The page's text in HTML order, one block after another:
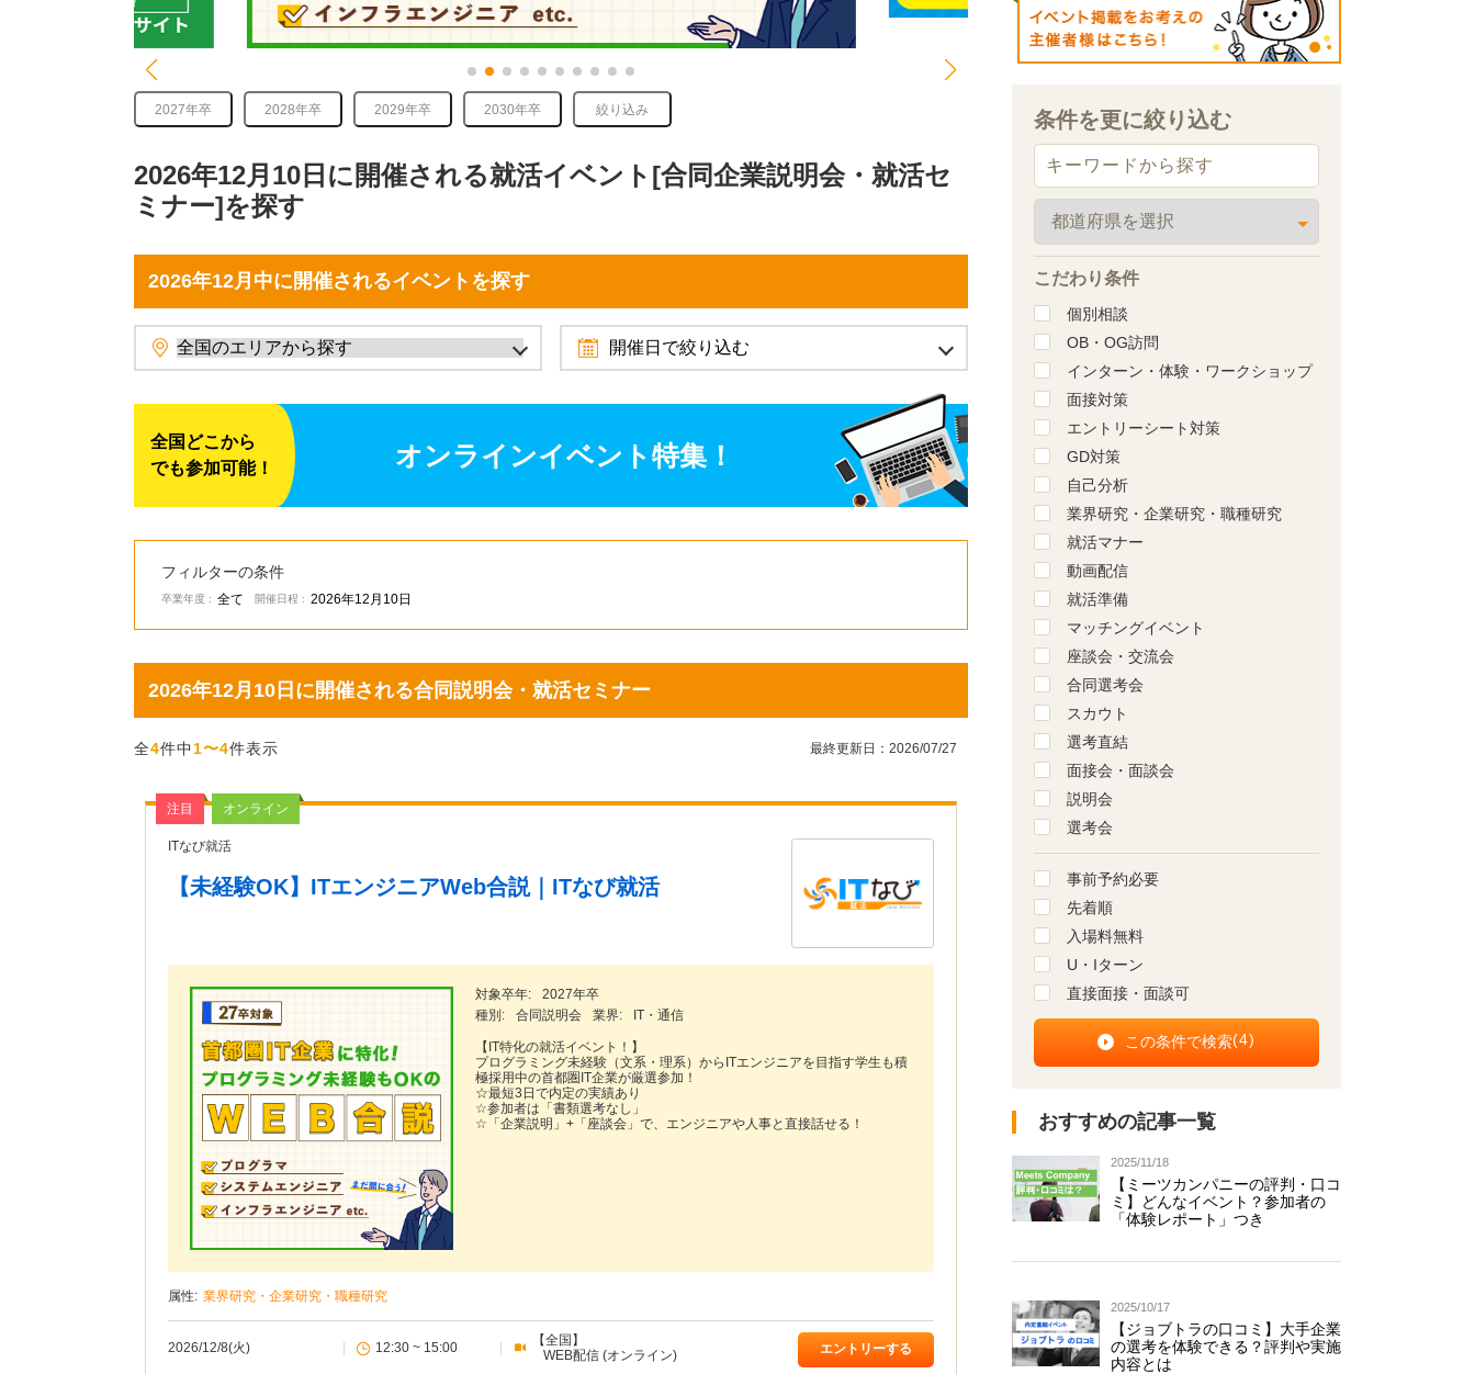
2027年卒 2028年卒 2029年卒 2030年卒 絞り込み
2026年12月10日に開催される就活イベント[合同企業説明会・就活セ
ミナー]を探す
2026年12月中に開催されるイベントを探す
開催日で絞り込む
2026年12月 1月
日 火 金 土
4 5
6 7 8 9 10 11 12
27 28
全国どこから
でも参加可能！
オンラインイベント特集！
フィルターの条件
卒業年度 : 全て 開催日程 : 2026年12月10日
2026年12月10日に開催される合同説明会・就活セミナー
全4件中 1〜4件表示 最終更新日：2026/07/27
注目 オンライン
ITなび就活
【未経験OK】ITエンジニアWeb合説｜ITなび就活
対象卒年:
2027年卒
種別:
合同説明会 業界: IT・通信
【IT特化の就活イベント！】
プログラミング未経験（文系・理系）からITエンジニアを目指す学生も積
極採用中の首都圏IT企業が厳選参加！
☆最短3日で内定の実績あり
☆参加者は「書類選考なし」
☆「企業説明」+「座談会」で、エンジニアや人事と直接話せる！
属性: 業界研究・企業研究・職種研究
2026/12/8(火) | 12:30 ~ 15:00 |
【全国】
WEB配信 (オンライン)
エントリーする
条件を更に絞り込む
こだわり条件
個別相談
OB・OG訪問
インターン・体験・ワークショップ
面接対策
エントリーシート対策
GD対策
自己分析
業界研究・企業研究・職種研究
就活マナー
動画配信
就活準備
マッチングイベント
座談会・交流会
合同選考会
スカウト
選考直結
面接会・面談会
説明会
選考会
事前予約必要
先着順
入場料無料
U・Iターン
直接面接・面談可
(4)
おすすめの記事一覧
2025/11/18
【ミーツカンパニーの評判・口コ
ミ】どんなイベント？参加者の
「体験レポート」つき
2025/10/17
【ジョブトラの口コミ】大手企業
の選考を体験できる？評判や実施
内容とは